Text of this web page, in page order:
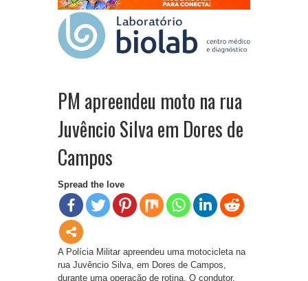
PM apreendeu moto na rua
Juvêncio Silva em Dores de
Campos
Spread the love
A Polícia Militar apreendeu uma motocicleta na
rua Juvêncio Silva, em Dores de Campos,
durante uma operação de rotina. O condutor,